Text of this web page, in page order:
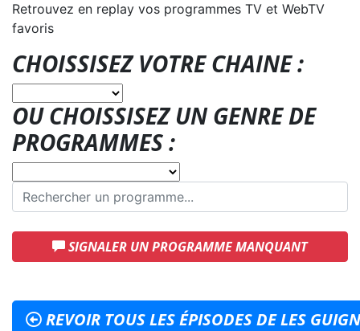
Retrouvez en replay vos programmes TV et WebTV
favoris
CHOISSISEZ VOTRE CHAINE :
OU CHOISSISEZ UN GENRE DE
PROGRAMMES :
SIGNALER UN PROGRAMME MANQUANT
REVOIR TOUS LES ÉPISODES DE LES